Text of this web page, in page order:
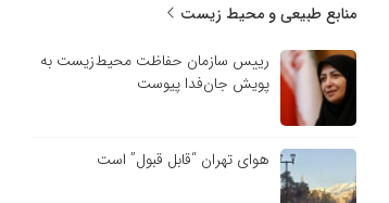
منابع طبیعی و محیط زیست
رییس سازمان حفاظت محیط‌زیست به
پویش جان‌فدا پیوست
هوای تهران “قابل قبول” است